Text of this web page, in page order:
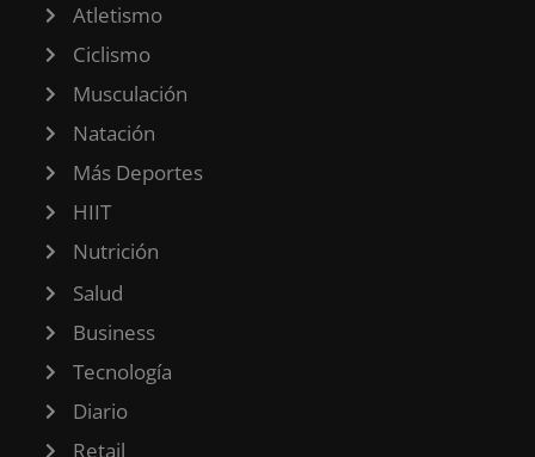
Atletismo
Ciclismo
Musculación
Natación
Más Deportes
HIIT
Nutrición
Salud
Business
Tecnología
Diario
Retail